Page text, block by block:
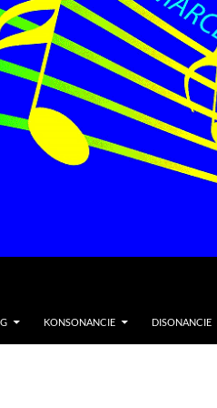
KONSONANCIE DISONANCIE